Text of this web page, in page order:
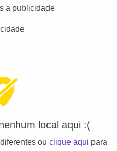
a publicidade
local aqui :(
ou clique aqui para